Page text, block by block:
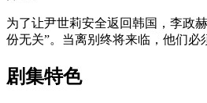
为了让尹世莉安全返回韩国，李政
份无关”。当离别终将来临，他们必
剧集特色